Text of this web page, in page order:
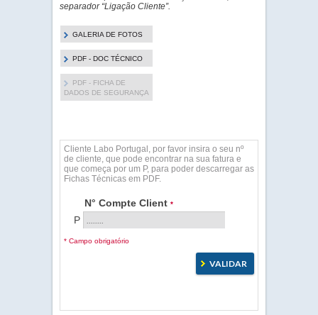
GALERIA DE FOTOS
PDF - DOC TÉCNICO
PDF - FICHA DE
DADOS DE SEGURANÇA
Cliente Labo Portugal, por favor insira o seu nº
de cliente, que pode encontrar na sua fatura e
que começa por um P, para poder descarregar as
Fichas Técnicas em PDF.
N° Compte Client *
P
* Campo obrigatório
separador “Ligação Cliente”.